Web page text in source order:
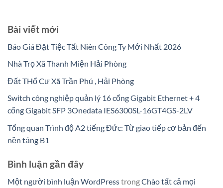
Bài viết mới
Báo Giá Đặt Tiệc Tất Niên Công Ty Mới Nhất 2026
Nhà Trọ Xã Thanh Miện Hải Phòng
Đất THổ Cư Xã Trần Phú , Hải Phòng
Switch công nghiệp quản lý 16 cổng Gigabit Ethernet + 4
cổng Gigabit SFP 3Onedata IES6300SL-16GT4GS-2LV
Tổng quan Trình độ A2 tiếng Đức: Từ giao tiếp cơ bản đến
nền tảng B1
Bình luận gần đây
Một người bình luận WordPresstrongChào tất cả mọi